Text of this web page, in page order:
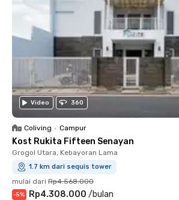
Video 360
Coliving • Campur
Kost Rukita Fifteen Senayan
Grogol Utara, Kebayoran Lama
1.7 km dari sequis tower
mulai dari Rp4.568.000
-5% Rp4.308.000 /bulan